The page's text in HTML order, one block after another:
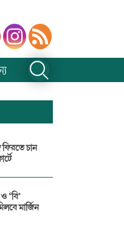
ফিরতে চান
‘বি’
মার্জিন